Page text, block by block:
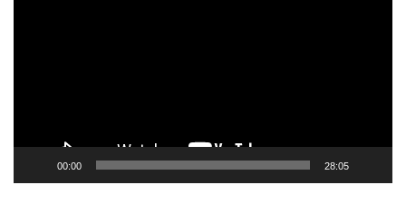
00:00 28:05